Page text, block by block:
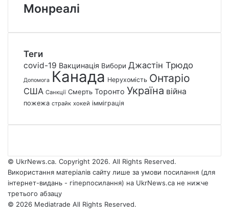
Монреалі
Теги
covid-19 Вакцинація Вибори Джастін Трюдо
Допомога Канада Нерухомість Онтаріо
США Санкції Смерть Торонто Україна війна
пожежа страйк хокей імміграція
© UkrNews.ca. Copyright 2026. All Rights Reserved.
Використання матеріалів сайту лише за умови посилання (для
інтернет-видань - гіперпосилання) на UkrNews.ca не нижче
третього абзацу
© 2026 Mediatrade All Rights Reserved.